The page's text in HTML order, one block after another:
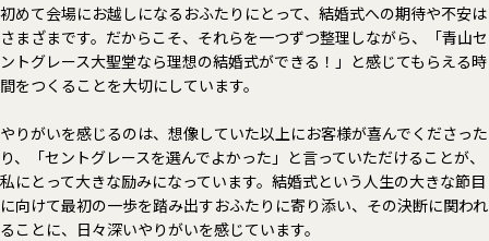
初めて会場にお越しになるおふたりにとって、結婚式への期待や不安は
さまざまです。だからこそ、それらを一つずつ整理しながら、「青山セ
ントグレース大聖堂なら理想の結婚式ができる！」と感じてもらえる時
間をつくることを大切にしています。
やりがいを感じるのは、想像していた以上にお客様が喜んでくださった
り、「セントグレースを選んでよかった」と言っていただけることが、
私にとって大きな励みになっています。結婚式という人生の大きな節目
に向けて最初の一歩を踏み出すおふたりに寄り添い、その決断に関われ
ることに、日々深いやりがいを感じています。